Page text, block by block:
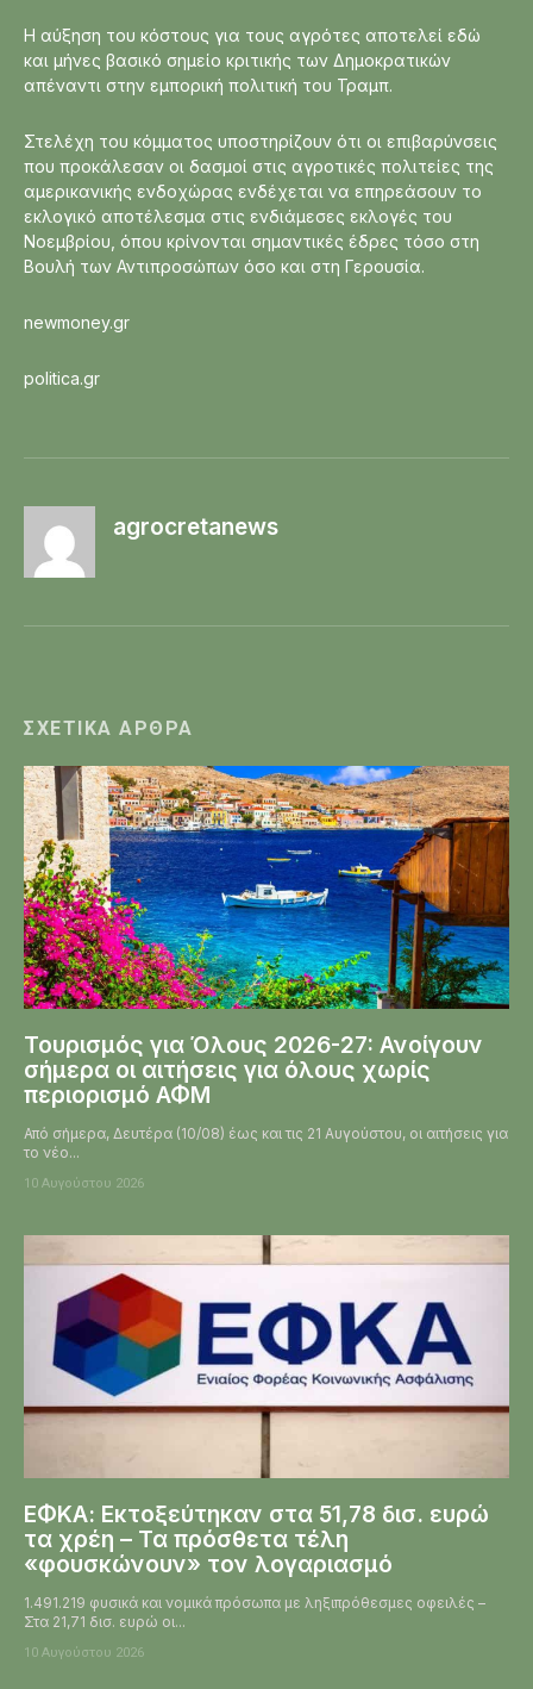
Η αύξηση του κόστους για τους αγρότες αποτελεί εδώ
και μήνες βασικό σημείο κριτικής των Δημοκρατικών
απέναντι στην εμπορική πολιτική του Τραμπ.
Στελέχη του κόμματος υποστηρίζουν ότι οι επιβαρύνσεις
που προκάλεσαν οι δασμοί στις αγροτικές πολιτείες της
αμερικανικής ενδοχώρας ενδέχεται να επηρεάσουν το
εκλογικό αποτέλεσμα στις ενδιάμεσες εκλογές του
Νοεμβρίου, όπου κρίνονται σημαντικές έδρες τόσο στη
Βουλή των Αντιπροσώπων όσο και στη Γερουσία.
newmoney.gr
politica.gr
agrocretanews
ΣΧΕΤΙΚΆ ΆΡΘΡΑ
Τουρισμός για Όλους 2026-27: Ανοίγουν
σήμερα οι αιτήσεις για όλους χωρίς
περιορισμό ΑΦΜ
Από σήμερα, Δευτέρα (10/08) έως και τις 21 Αυγούστου, οι αιτήσεις για
το νέο...
10 Αυγούστου 2026
ΕΦΚΑ: Εκτοξεύτηκαν στα 51,78 δισ. ευρώ
τα χρέη – Τα πρόσθετα τέλη
«φουσκώνουν» τον λογαριασμό
1.491.219 φυσικά και νομικά πρόσωπα με ληξιπρόθεσμες οφειλές –
Στα 21,71 δισ. ευρώ οι...
10 Αυγούστου 2026